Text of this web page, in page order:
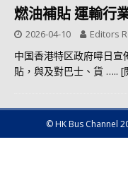
燃油補貼 運輸行
2026-04-10 Editors
中国香港特区政府噚日
貼，與及對巴士、貨 ….. [
© HK Bus Channel